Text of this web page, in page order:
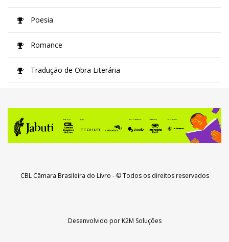
Poesia
Romance
Tradução de Obra Literária
CBL Câmara Brasileira do Livro - © Todos os direitos reservados
Desenvolvido porK2M Soluções